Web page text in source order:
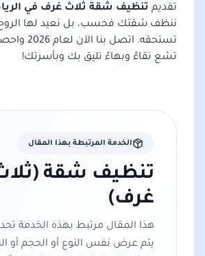
تقديم تنظيف شقة ثلاث غرف في
ننظف شقتك فحسب، بل نعيد لها الروح
تستحقه. اتصل
تشع نقاءً وبهاءً تليق بك وبأسرتك!
الخدمة المرتبطة بهذا المقال
تنظيف شقة
غرف)
هذا المقال مرتبط بهذه الخدمة
يتم عرض نفس النوع أو الحجم أو